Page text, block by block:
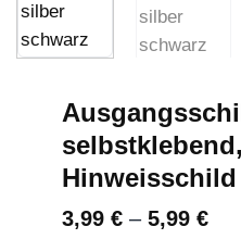
Hinweisschild
3,99 €– 5,99 €